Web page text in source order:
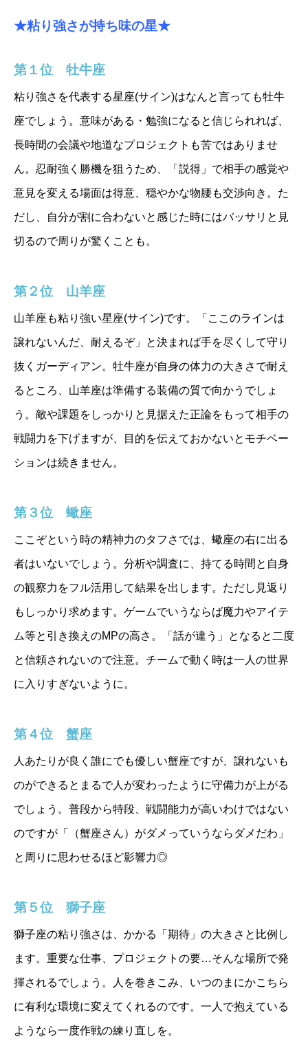
★粘り強さが持ち味の星★
第１位 牡牛座
粘り強さを代表する星座(サイン)はなんと言っても牡牛
座でしょう。意味がある・勉強になると信じられれば、
長時間の会議や地道なプロジェクトも苦ではありませ
ん。忍耐強く勝機を狙うため、「説得」で相手の感覚や
意見を変える場面は得意、穏やかな物腰も交渉向き。た
だし、自分が割に合わないと感じた時にはバッサリと見
切るので周りが驚くことも。
第２位 山羊座
山羊座も粘り強い星座(サイン)です。「ここのラインは
譲れないんだ、耐えるぞ」と決まれば手を尽くして守り
抜くガーディアン。牡牛座が自身の体力の大きさで耐え
るところ、山羊座は準備する装備の質で向かうでしょ
う。敵や課題をしっかりと見据えた正論をもって相手の
戦闘力を下げますが、目的を伝えておかないとモチベー
ションは続きません。
第３位 蠍座
ここぞという時の精神力のタフさでは、蠍座の右に出る
者はいないでしょう。分析や調査に、持てる時間と自身
の観察力をフル活用して結果を出します。ただし見返り
もしっかり求めます。ゲームでいうならば魔力やアイテ
ム等と引き換えのMPの高さ。「話が違う」となると二度
と信頼されないので注意。チームで動く時は一人の世界
に入りすぎないように。
第４位 蟹座
人あたりが良く誰にでも優しい蟹座ですが、譲れないも
のができるとまるで人が変わったように守備力が上がる
でしょう。普段から特段、戦闘能力が高いわけではない
のですが「（蟹座さん）がダメっていうならダメだわ」
と周りに思わせるほど影響力◎
第５位 獅子座
獅子座の粘り強さは、かかる「期待」の大きさと比例し
ます。重要な仕事、プロジェクトの要…そんな場所で発
揮されるでしょう。人を巻きこみ、いつのまにかこちら
に有利な環境に変えてくれるのです。一人で抱えている
ようなら一度作戦の練り直しを。